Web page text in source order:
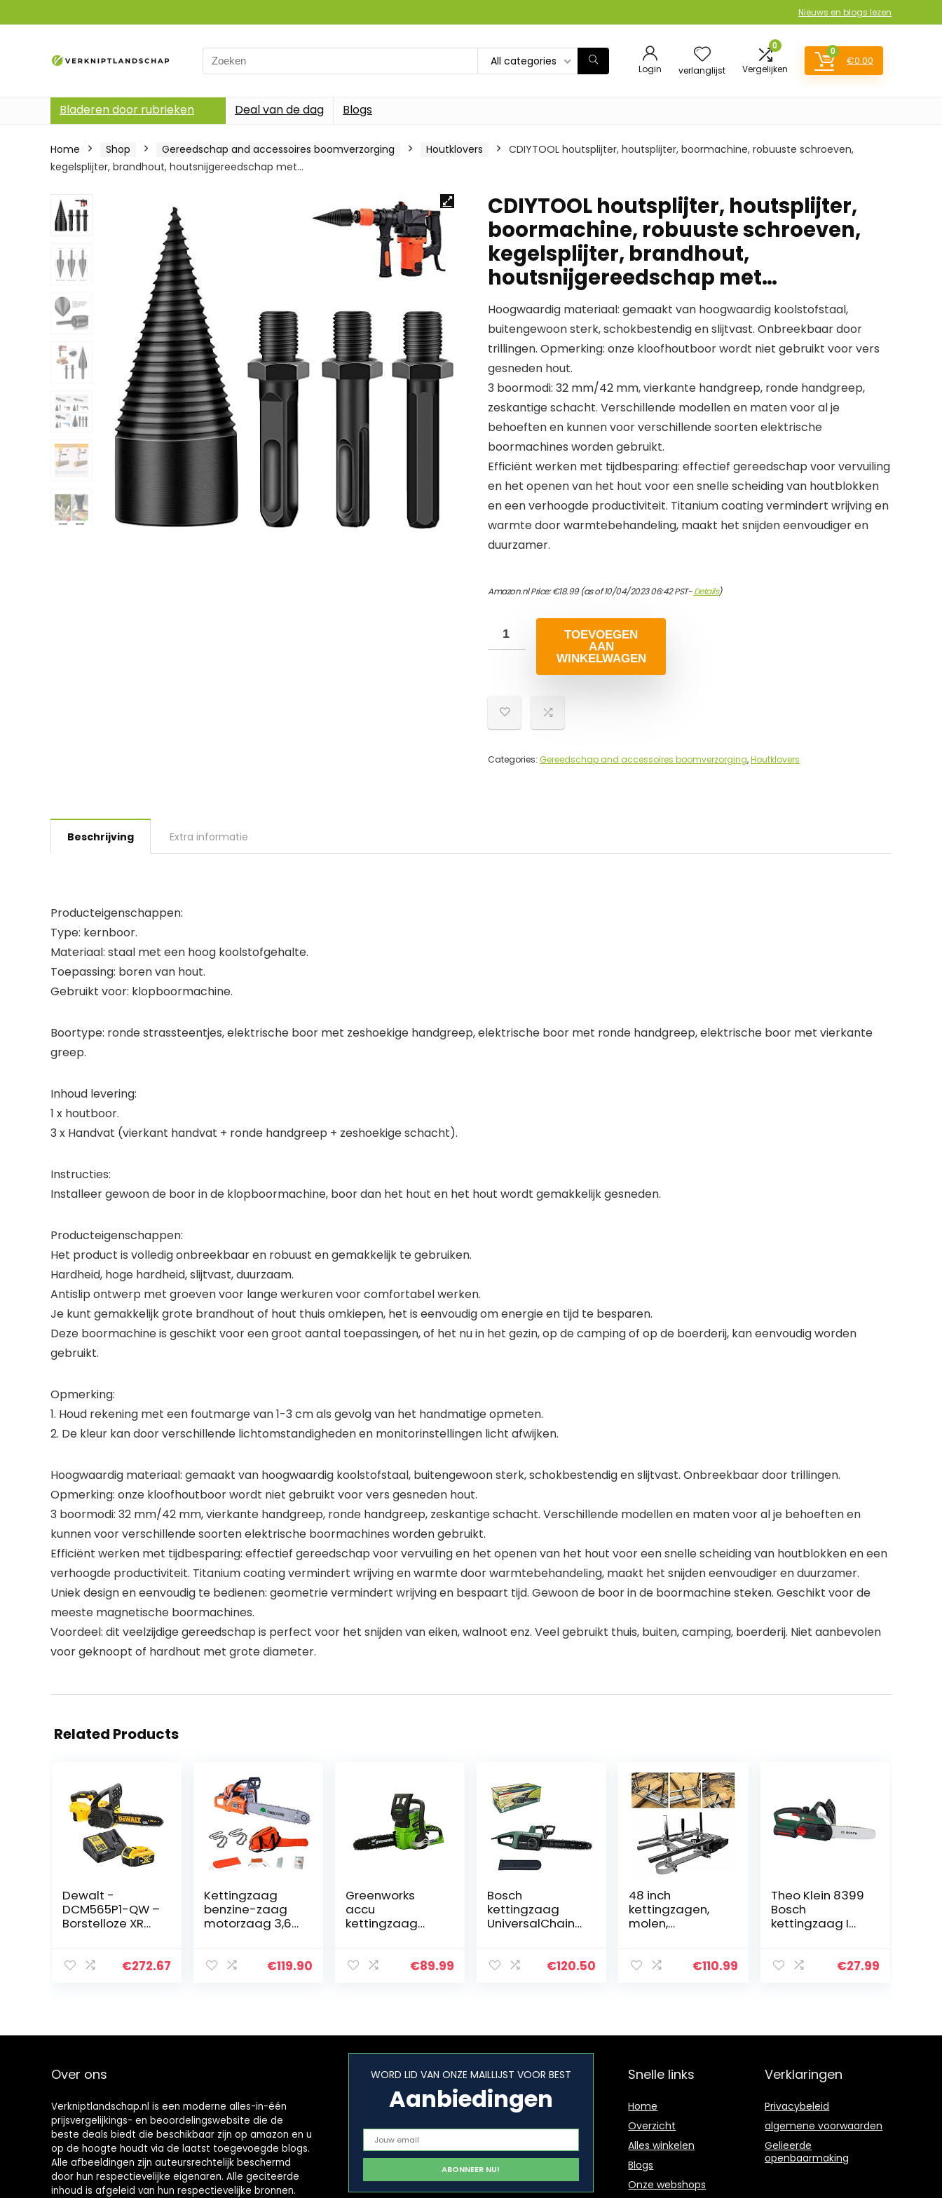
Nieuws en blogs lezen
Search
for:
All categories
Login verlanglijst
0
Vergelijken
0
€0.00
Bladeren door rubrieken Deal van de dag Blogs
Home Shop Gereedschap and accessoires boomverzorging Houtklovers
CDIYTOOL houtsplijter, houtsplijter, boormachine, robuuste schroeven,
kegelsplijter, brandhout, houtsnijgereedschap met…
CDIYTOOL houtsplijter, houtsplijter,
boormachine, robuuste schroeven,
kegelsplijter, brandhout,
houtsnijgereedschap met…
Hoogwaardig materiaal: gemaakt van hoogwaardig koolstofstaal,
buitengewoon sterk, schokbestendig en slijtvast. Onbreekbaar door
trillingen. Opmerking: onze kloofhoutboor wordt niet gebruikt voor vers
gesneden hout.
3 boormodi: 32 mm/42 mm, vierkante handgreep, ronde handgreep,
zeskantige schacht. Verschillende modellen en maten voor al je
behoeften en kunnen voor verschillende soorten elektrische
boormachines worden gebruikt.
Efficiënt werken met tijdbesparing: effectief gereedschap voor vervuiling
en het openen van het hout voor een snelle scheiding van houtblokken
en een verhoogde productiviteit. Titanium coating vermindert wrijving en
warmte door warmtebehandeling, maakt het snijden eenvoudiger en
duurzamer.
Amazon.nl Price:€18.99(as of 10/04/2023 06:42 PST-Details)
TOEVOEGEN
AAN
WINKELWAGEN
Categories: Gereedschap and accessoires boomverzorging,Houtklovers
Beschrijving Extra informatie
Producteigenschappen:
Type: kernboor.
Materiaal: staal met een hoog koolstofgehalte.
Toepassing: boren van hout.
Gebruikt voor: klopboormachine.
Boortype: ronde strassteentjes, elektrische boor met zeshoekige handgreep, elektrische boor met ronde handgreep, elektrische boor met vierkante
greep.
Inhoud levering:
1 x houtboor.
3 x Handvat (vierkant handvat + ronde handgreep + zeshoekige schacht).
Instructies:
Installeer gewoon de boor in de klopboormachine, boor dan het hout en het hout wordt gemakkelijk gesneden.
Producteigenschappen:
Het product is volledig onbreekbaar en robuust en gemakkelijk te gebruiken.
Hardheid, hoge hardheid, slijtvast, duurzaam.
Antislip ontwerp met groeven voor lange werkuren voor comfortabel werken.
Je kunt gemakkelijk grote brandhout of hout thuis omkiepen, het is eenvoudig om energie en tijd te besparen.
Deze boormachine is geschikt voor een groot aantal toepassingen, of het nu in het gezin, op de camping of op de boerderij, kan eenvoudig worden
gebruikt.
Opmerking:
1. Houd rekening met een foutmarge van 1-3 cm als gevolg van het handmatige opmeten.
2. De kleur kan door verschillende lichtomstandigheden en monitorinstellingen licht afwijken.
Hoogwaardig materiaal: gemaakt van hoogwaardig koolstofstaal, buitengewoon sterk, schokbestendig en slijtvast. Onbreekbaar door trillingen.
Opmerking: onze kloofhoutboor wordt niet gebruikt voor vers gesneden hout.
3 boormodi: 32 mm/42 mm, vierkante handgreep, ronde handgreep, zeskantige schacht. Verschillende modellen en maten voor al je behoeften en
kunnen voor verschillende soorten elektrische boormachines worden gebruikt.
Efficiënt werken met tijdbesparing: effectief gereedschap voor vervuiling en het openen van het hout voor een snelle scheiding van houtblokken en een
verhoogde productiviteit. Titanium coating vermindert wrijving en warmte door warmtebehandeling, maakt het snijden eenvoudiger en duurzamer.
Uniek design en eenvoudig te bedienen: geometrie vermindert wrijving en bespaart tijd. Gewoon de boor in de boormachine steken. Geschikt voor de
meeste magnetische boormachines.
Voordeel: dit veelzijdige gereedschap is perfect voor het snijden van eiken, walnoot enz. Veel gebruikt thuis, buiten, camping, boerderij. Niet aanbevolen
voor geknoopt of hardhout met grote diameter.
Related Products
Dewalt -
DCM565P1-QW –
Borstelloze XR
Draadloze€272.67
Kettingzaag
benzine-zaag
motorzaag 3,6
+ 2 kettingen
€119.90
Greenworks
accu
kettingzaag
kettingsnelheid
zonder accu…
€89.99
Bosch
kettingzaag
UniversalChain
4,2 kg,
€120.50
48 inch
kettingzagen,
molen,
molengids,€110.99
Theo Klein 8399
Bosch
kettingzaag I
op batterijen
€27.99
Over ons
Verkniptlandschap.nl is een moderne alles-in-één
prijsvergelijkings- en beoordelingswebsite die de
beste deals biedt die beschikbaar zijn op amazon en u
op de hoogte houdt via de laatst toegevoegde blogs.
Alle afbeeldingen zijn auteursrechtelijk beschermd
door hun respectievelijke eigenaren. Alle geciteerde
inhoud is afgeleid van hun respectievelijke bronnen.
WORD LID VAN ONZE MAILLIJST VOOR BEST
Aanbiedingen
Snelle links
Home
Overzicht
Alles winkelen
Blogs
Onze webshops
Verklaringen
Privacybeleid
algemene voorwaarden
Gelieerde
openbaarmaking